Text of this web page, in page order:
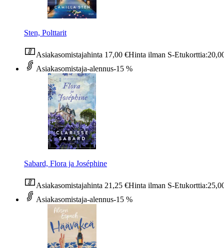
Sten, Polttarit
Asiakasomistajahinta 17,00 €Hinta ilman S-Etukorttia:
Asiakasomistaja-alennus-15 %
Sabard, Flora ja Joséphine
Asiakasomistajahinta 21,25 €Hinta ilman S-Etukorttia:
Asiakasomistaja-alennus-15 %